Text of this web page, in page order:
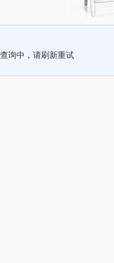
询中，请刷新重试